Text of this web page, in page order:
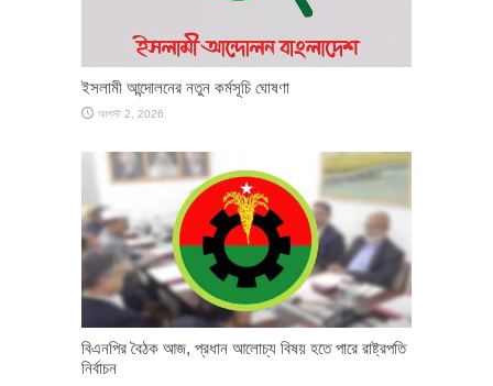
ইসলামী আন্দোলনের নতুন কর্মসূচি ঘোষণা
আগস্ট 2, 2026
বিএনপির বৈঠক আজ, প্রধান আলোচ্য বিষয় হতে পারে রাষ্ট্রপতি
নির্বাচন